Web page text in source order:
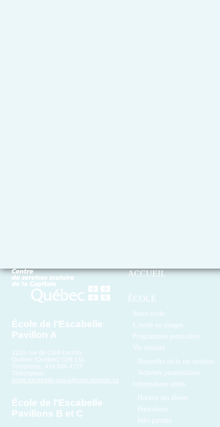
École de l'Escabelle
Pavillon A
2120, rue du Curé-Lacroix
Québec (Québec) G2B 1S1
Téléphone : 418 686-4727
Télécopieur :
ecole.escabelle-pav-a@cssc.gouv.qc.ca
École de l'Escabelle
Pavillons B et C
ACCUEIL
ÉCOLE
Notre école
L’école en images
Programmes particuliers
Vie scolaire
Nouvelles de la vie scolaire
Activités parascolaires
Informations utiles
Horaire des élèves
Préscolaire
Info-parents